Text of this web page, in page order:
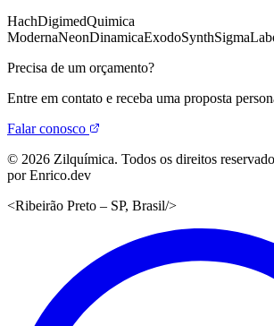
HachDigimedQuimica
ModernaNeonDinamicaExodoSynthSigma
Precisa de um orçamento?
Entre em contato e receba uma proposta
Falar conosco
© 2026 Zilquímica. Todos os direitos
por Enrico.dev
<Ribeirão Preto – SP, Brasil/>